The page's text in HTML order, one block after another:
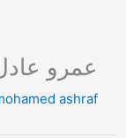
عمرو
ashraf